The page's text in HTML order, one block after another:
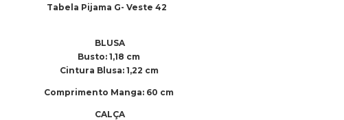
Tabela Pijama G- Veste 42
BLUSA
Busto: 1,18 cm
Cintura Blusa: 1,22 cm
Comprimento Manga: 60 cm
CALÇA